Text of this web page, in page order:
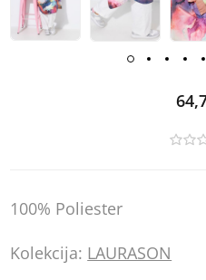
100% Poliester
Kolekcija: LAURASON